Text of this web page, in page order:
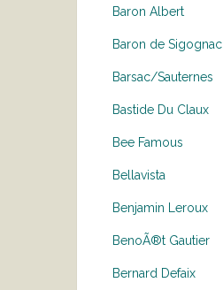
Baron Albert
Baron de Sigognac
Barsac/Sauternes
Bastide Du Claux
Bee Famous
Bellavista
Benjamin Leroux
BenoÃ®t Gautier
Bernard Defaix